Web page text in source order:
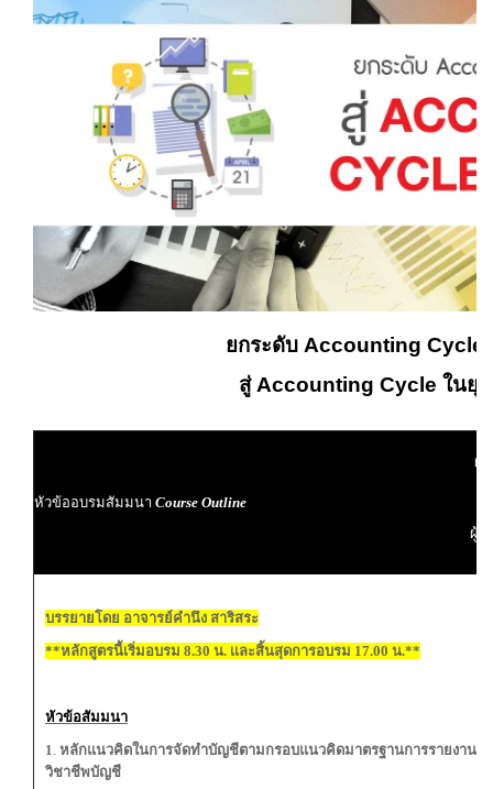
ยกระดับ Accounting Cycle
สู่ Accounting Cycle ในยุ
หัวข้ออบรมสัมมนา Course Outline
ผู้
ผู้ส
บรรยายโดย อาจารย์คำนึง สาริสระ
**หลักสูตรนี้เริ่มอบรม 8.30 น. เเละสิ้นสุดการอบรม 17.00 น.**
หัวข้อสัมมนา
1 หลักแนวคิดในการจัดทำบัญชีตามกรอบแนวคิดมาตรฐานการรายงานทา
วิชาชีพบัญชี